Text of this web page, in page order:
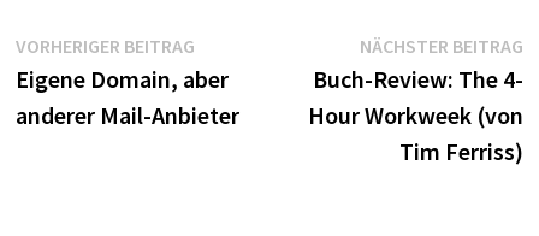
Beitragsnavigation
VORHERIGER BEITRAGVorheriger
Beitrag:
Eigene Domain, aber
anderer Mail-Anbieter
NÄCHSTER BEITRAG
Buch-Review: The 4-
Hour Workweek (von
Tim Ferriss)